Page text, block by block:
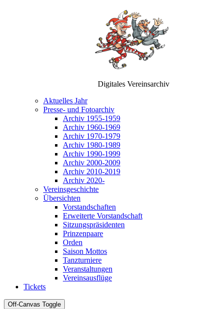
Digitales Vereinsarchiv
Aktuelles Jahr
Presse- und Fotoarchiv
Archiv 1955-1959
Archiv 1960-1969
Archiv 1970-1979
Archiv 1980-1989
Archiv 1990-1999
Archiv 2000-2009
Archiv 2010-2019
Archiv 2020-
Vereinsgeschichte
Übersichten
Vorstandschaften
Erweiterte Vorstandschaft
Sitzungspräsidenten
Prinzenpaare
Orden
Saison Mottos
Tanzturniere
Veranstaltungen
Vereinsausflüge
Tickets
Off-Canvas Toggle